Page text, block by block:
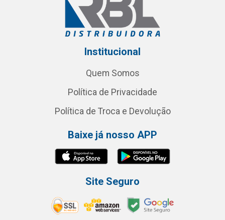
Institucional
Quem Somos
Política de Privacidade
Política de Troca e Devolução
Baixe já nosso APP
Site Seguro